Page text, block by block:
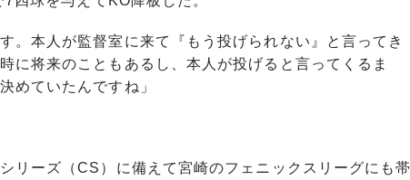
。本人が監督室に来て『もう投げられない』と言ってき
に将来のこともあるし、本人が投げると言ってくるま
めていたんですね」
リーズ（CS）に備えて宮崎のフェニックスリーグにも帯